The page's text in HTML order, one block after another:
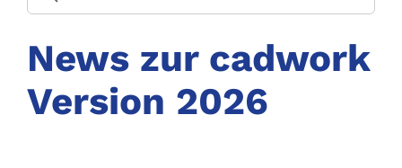
News zur cadwork
Version 2026